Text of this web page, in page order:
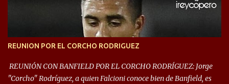
noche de Copas Rey! ⚽🇦🇹👑🏆.
REUNION POR EL CORCHO RODRIGUEZ
REUNIÓN CON BANFIELD POR EL CORCHO RODRÍGUEZ: Jorge
"Corcho" Rodríguez, a quien Falcioni conoce bien de Banfield, es